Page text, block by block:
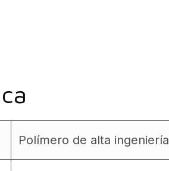
Polímero de alta ingeniería